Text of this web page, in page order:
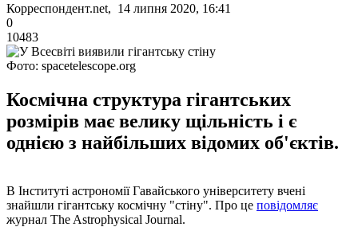
Корреспондент.net, 14 липня 2020, 16:41
0
10483
Фото: spacetelescope.org
Космічна структура гігантських
розмірів має велику щільність і є
однією з найбільших відомих об'єктів.
В Інституті астрономії Гавайського університету вчені
знайшли гігантську космічну "стіну". Про це повідомляє
журнал The Astrophysical Journal.